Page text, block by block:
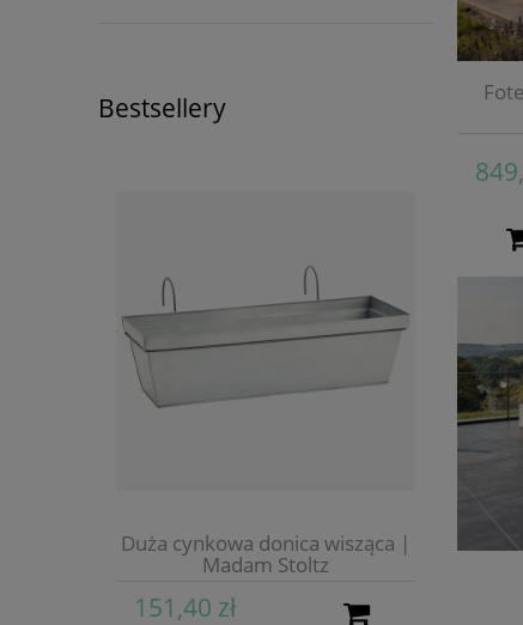
Bestsellery
Duża cynkowa donica wisząca |
Madam Stoltz
151,40 zł